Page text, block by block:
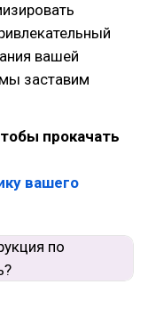
вашей
заставим
прокачать
вашего